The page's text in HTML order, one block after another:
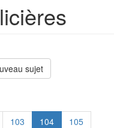
sujet
103 104
105